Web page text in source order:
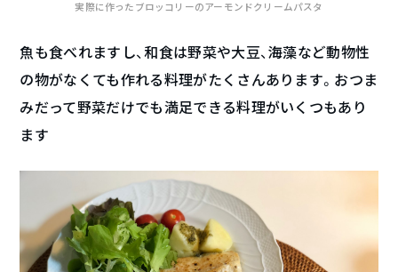
実際に作ったブロッコリーのアーモンドクリームパスタ
魚も食べれますし、和食は野菜や大豆、海藻など動物性
の物がなくても作れる料理がたくさんあります。おつま
みだって野菜だけでも満足できる料理がいくつもあり
ます